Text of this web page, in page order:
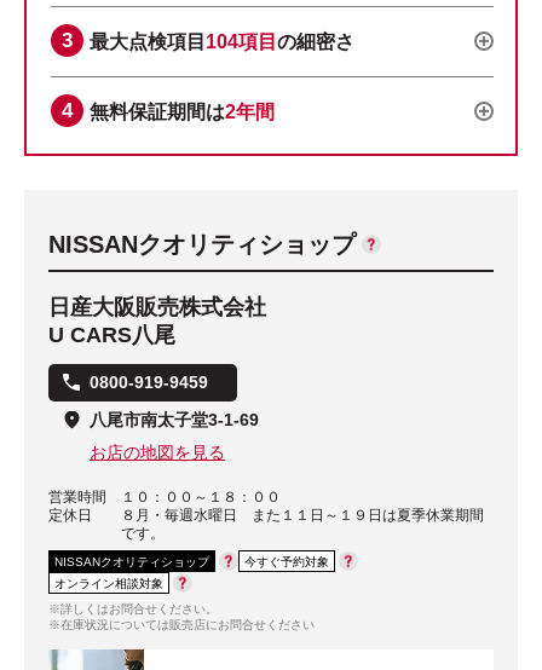
最大点検項目 104項目 の細密さ
無料保証期間は2年間
NISSANクオリティショップ
日産大阪販売株式会社
U CARS八尾
0800-919-9459
八尾市南太子堂3-1-69
お店の地図を見る
営業時間
１０：００～１８：００
定休日
８月・毎週水曜日 また１１日～１９日は夏季休業期間
です。
NISSANクオリティショップ
今すぐ予約対象
オンライン相談対象
※詳しくはお問合せください。
※在庫状況については販売店にお問合せください